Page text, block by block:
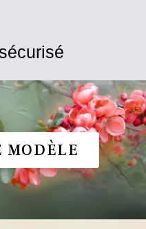
MODÈLE